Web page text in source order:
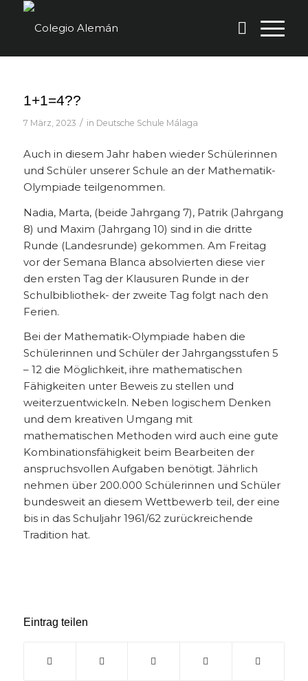
1+1=4??
7 März, 2023 / in Deutsche Schule Málaga
Auch in diesem Jahr haben wieder Schülerinnen
und Schüler unserer Schule an der Mathematik-
Olympiade teilgenommen.
Nadia, Marta, (beide Jahrgang 7), Patrik (Jahrgang
8) und Maxim (Jahrgang 10) sind in die dritte
Runde (Landesrunde) gekommen. Am Freitag
vor der Semana Blanca absolvierten diese vier
den ersten Tag der Klausuren Runde in der
Schulbibliothek- der zweite Tag folgt nach den
Ferien.
Bei der Mathematik-Olympiade haben die
Schülerinnen und Schüler der Jahrgangsstufen 5
– 12 die Möglichkeit, ihre mathematischen
Fähigkeiten unter Beweis zu stellen und
weiterzuentwickeln. Neben logischem Denken
und dem kreativen Umgang mit
mathematischen Methoden wird auch eine gute
Kombinationsfähigkeit beim Bearbeiten der
anspruchsvollen Aufgaben benötigt. Jährlich
nehmen über 200.000 Schülerinnen und Schüler
bundesweit an diesem Wettbewerb teil, der eine
bis in das Schuljahr 1961/62 zurückreichende
Tradition hat.
Eintrag teilen